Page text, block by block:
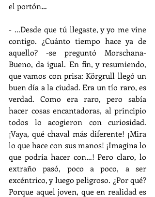
el portón…
- ...Desde que tú llegaste, y yo me vine
contigo. ¿Cuánto tiempo hace ya de
aquello? -se preguntó Morschana-
Bueno, da igual. En fin, y resumiendo,
que vamos con prisa: Körgrull llegó un
buen día a la ciudad. Era un tío raro, es
verdad. Como era raro, pero sabía
hacer cosas encantadoras, al principio
todos lo acogieron con curiosidad.
¡Vaya, qué chaval más diferente! ¡Mira
lo que hace con sus manos! ¡Imagina lo
que podría hacer con…! Pero claro, lo
extraño pasó, poco a poco, a ser
excéntrico, y luego peligroso. ¿Por qué?
Porque aquel joven, que en realidad es